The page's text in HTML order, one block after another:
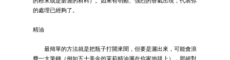
的處理已經夠了。
精油
最簡單的方法就是把瓶子打開來聞，但要是灑出來，可能會浪
費一大筆錢（例如五十美金的茉莉精油灑在你家地毯上），那絕對